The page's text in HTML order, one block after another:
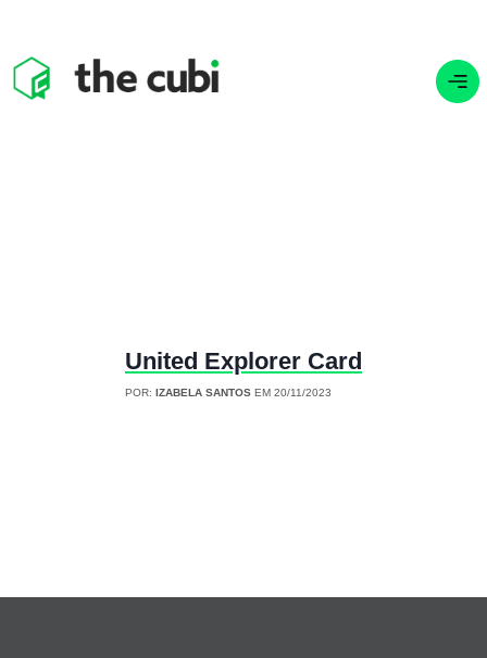
United Explorer Card
POR: IZABELA SANTOS EM 20/11/2023